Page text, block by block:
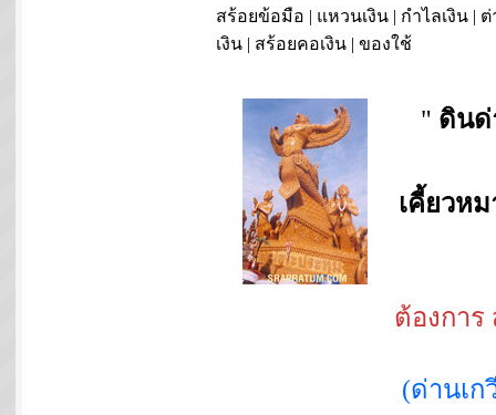
สร้อยข้อมือ | แหวนเงิน | กำไลเงิน | ต่
เงิน | สร้อยคอเงิน | ของใช้
" ดินด่
เคี้ยวห
ต้องกา
(ด่านเ